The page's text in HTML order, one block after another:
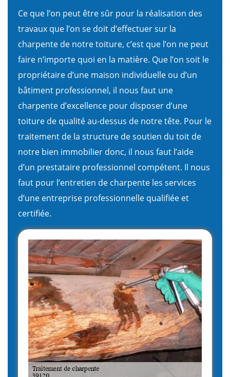
Ce que l’on peut être sûr pour la réalisation des
travaux que l’on se doit d’effectuer sur la
charpente de notre toiture, c’est que l’on ne peut
faire n’importe quoi en la matière. Que l’on soit le
propriétaire d’une maison individuelle ou d’un
bâtiment professionnel, il nous faut une
charpente d’excellence pour disposer d’une
toiture de qualité au-dessus de notre tête. Pour le
traitement de la structure de soutien du toit de
notre bien immobilier donc, il nous faut l’aide
d’un prestataire professionnel compétent. Il nous
faut pour l’entretien de charpente les services
d’une entreprise professionnelle qualifiée et
certifiée.